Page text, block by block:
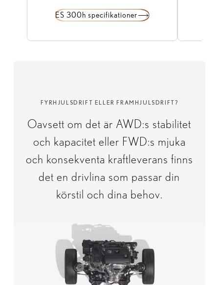
ES 300h specifikationer
FYRHJULSDRIFT ELLER FRAMHJULSDRIFT?
Oavsett om det är AWD:s stabilitet
och kapacitet eller FWD:s mjuka
och konsekventa kraftleverans finns
det en drivlina som passar din
körstil och dina behov.